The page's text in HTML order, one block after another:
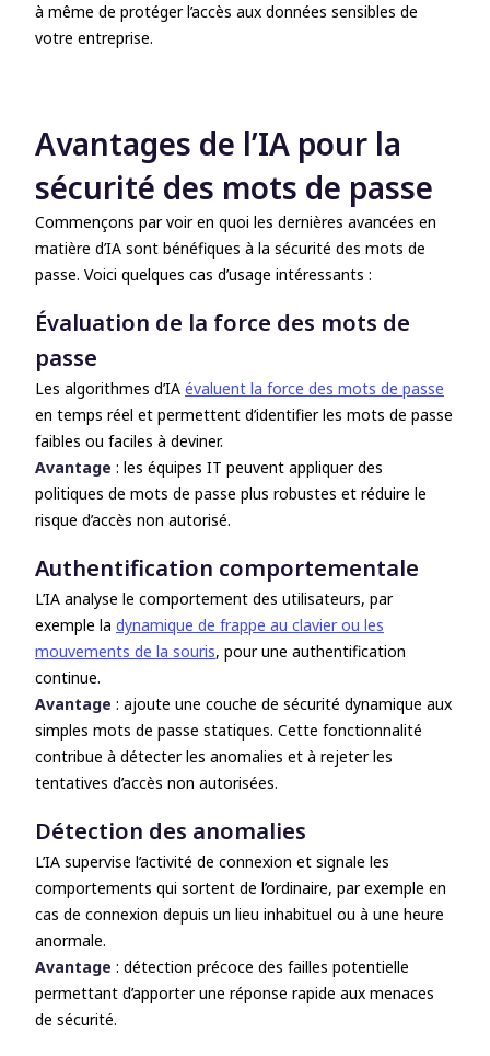
à même de protéger l’accès aux données sensibles de
votre entreprise.
Avantages de l’IA pour la
sécurité des mots de passe
Commençons par voir en quoi les dernières avancées en
matière d’IA sont bénéfiques à la sécurité des mots de
passe. Voici quelques cas d’usage intéressants :
Évaluation de la force des mots de
passe
Les algorithmes d’IA évaluent la force des mots de passe
en temps réel et permettent d’identifier les mots de passe
faibles ou faciles à deviner.
Avantage : les équipes IT peuvent appliquer des
politiques de mots de passe plus robustes et réduire le
risque d’accès non autorisé.
Authentification comportementale
L’IA analyse le comportement des utilisateurs, par
exemple la dynamique de frappe au clavier ou les
mouvements de la souris, pour une authentification
continue.
Avantage : ajoute une couche de sécurité dynamique aux
simples mots de passe statiques. Cette fonctionnalité
contribue à détecter les anomalies et à rejeter les
tentatives d’accès non autorisées.
Détection des anomalies
L’IA supervise l’activité de connexion et signale les
comportements qui sortent de l’ordinaire, par exemple en
cas de connexion depuis un lieu inhabituel ou à une heure
anormale.
Avantage : détection précoce des failles potentielle
permettant d’apporter une réponse rapide aux menaces
de sécurité.